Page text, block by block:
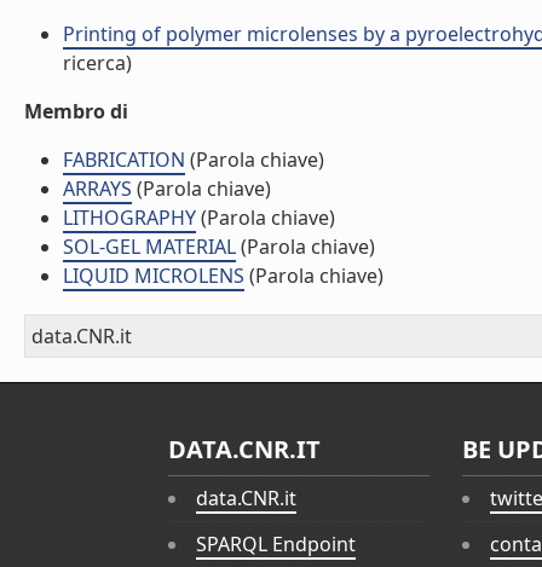
Printing of polymer microlenses by a
ricerca)
Membro di
FABRICATION (Parola chiave)
ARRAYS (Parola chiave)
LITHOGRAPHY(Parola chiave)
SOL-GEL MATERIAL(Parola chiave)
LIQUID MICROLENS (Parola chiave)
data.CNR.it
DATA.CNR.IT
data.CNR.it
SPARQL Endpoint
BE